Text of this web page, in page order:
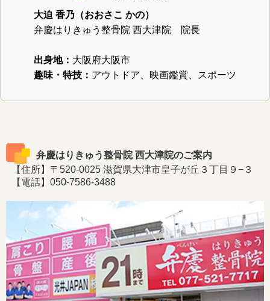
大迫 香乃（おおさこ かの）
弁慶はりきゅう整骨院 西大津院 院長
出身地： 大阪府大阪市
趣味・特技： アウトドア、映画鑑賞、スポーツ
弁慶はりきゅう整骨院 西大津院のご案内
【住所】〒520-0025 滋賀県大津市皇子が丘３丁目９−３
【電話】050-7586-3488